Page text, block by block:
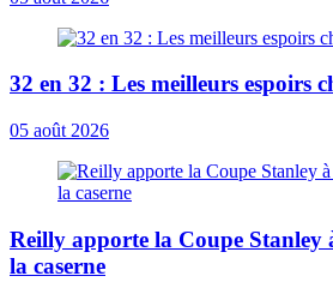
32 en 32 : Les meilleurs espoirs
05 août 2026
Reilly apporte la Coupe Stanley
la caserne